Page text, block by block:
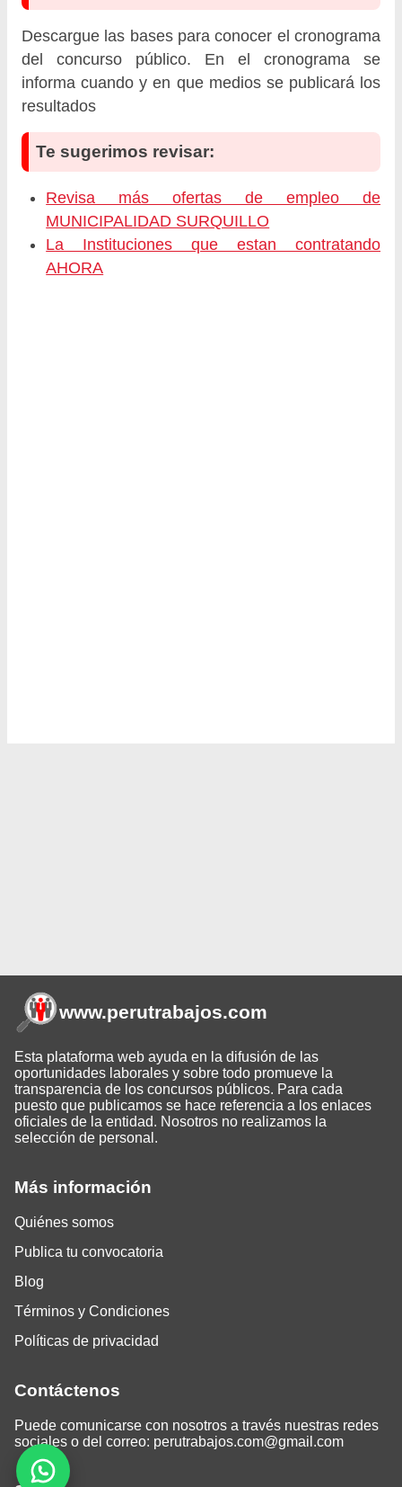
Descargue las bases para conocer el cronograma
del concurso público. En el cronograma se
informa cuando y en que medios se publicará los
resultados
Te sugerimos revisar:
Revisa más ofertas de empleo de
MUNICIPALIDAD SURQUILLO
La Instituciones que estan contratando
AHORA
Más información
Quiénes somos
Publica tu convocatoria
Blog
Términos y Condiciones
Políticas de privacidad
Contáctenos
Puede comunicarse con nosotros a través nuestras redes
sociales o del correo: perutrabajos.com@gmail.com
www.perutrabajos.com
Esta plataforma web ayuda en la difusión de las
oportunidades laborales y sobre todo promueve la
transparencia de los concursos públicos. Para cada
puesto que publicamos se hace referencia a los enlaces
oficiales de la entidad. Nosotros no realizamos la
selección de personal.